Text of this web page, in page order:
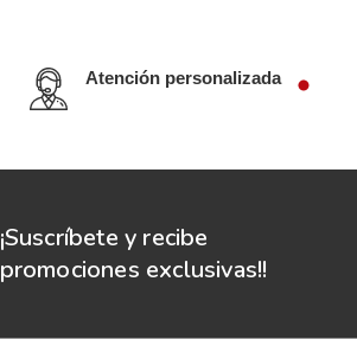
Atención personalizada
¡Suscríbete y recibe
promociones exclusivas!!